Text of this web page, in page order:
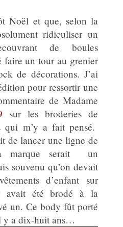
Noël et que, selon la
ridiculiser un
de boules
faire un tour au grenier
de décorations. J’ai
pour ressortir une
de Madame
sur les broderies de
qui m’y a fait pensé.
de lancer une ligne de
marque serait un
souvenu qu’on devait
d’enfant sur
avait été brodé à la
un. Ce body fût porté
y a dix-huit ans…